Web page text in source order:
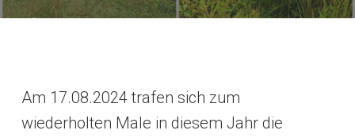
Am 17.08.2024 trafen sich zum
wiederholten Male in diesem Jahr die